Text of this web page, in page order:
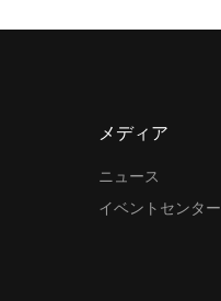
メディア
ニュース
イベントセンター